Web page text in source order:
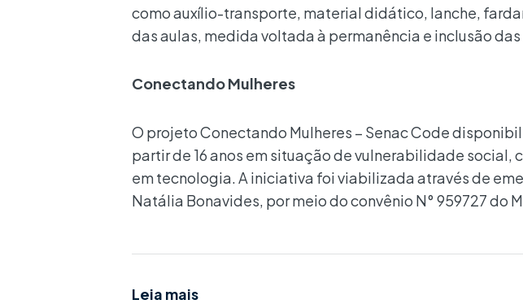
como auxílio-transporte, material didático, lanche,
das aulas, medida voltada à permanência e inclusão
Conectando Mulheres
O projeto Conectando Mulheres – Senac Code
partir de 16 anos em situação de vulnerabilidade
em tecnologia. A iniciativa foi viabilizada através de
Natália Bonavides, por meio do convênio N° 959727 do
Leia mais